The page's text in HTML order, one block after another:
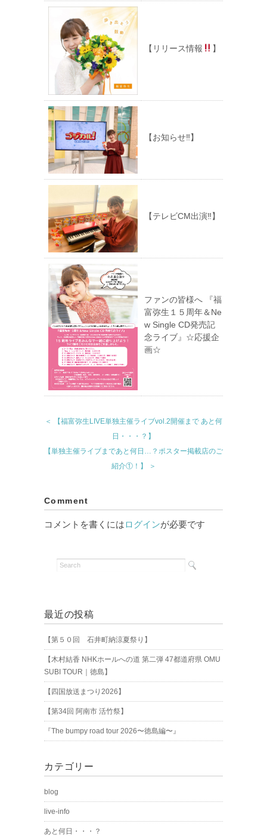
【リリース情報 】
【お知らせ‼︎】
【テレビCM出演‼︎】
ファンの皆様へ 『福
富弥生１５周年＆Ne
w Single CD発売記
念ライブ』☆応援企
画☆
＜ 【福富弥生LIVE単独主催ライブvol.2開催まで あと何
日・・・？】
【単独主催ライブまであと何日…？ポスター掲載店のご
紹介①！】 ＞
Comment
コメントを書くにはログインが必要です
最近の投稿
【第５０回 石井町納涼夏祭り】
【木村結香 NHKホールへの道 第二弾 47都道府県 OMU
SUBI TOUR｜徳島】
【四国放送まつり2026】
【第34回 阿南市 活竹祭】
『The bumpy road tour 2026〜徳島編〜』
カテゴリー
blog
live-info
あと何日・・・？